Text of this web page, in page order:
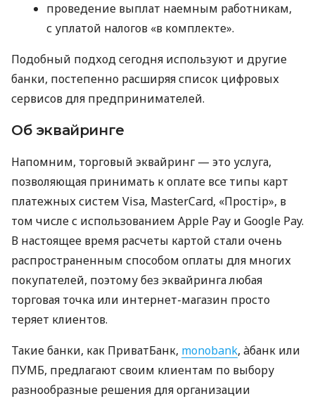
проведение выплат наемным работникам,
с уплатой налогов «в комплекте».
Подобный подход сегодня используют и другие
банки, постепенно расширяя список цифровых
сервисов для предпринимателей.
Об эквайринге
Напомним, торговый эквайринг — это услуга,
позволяющая принимать к оплате все типы карт
платежных систем Visa, MasterCard, «Простір», в
том числе с использованием Apple Pay и Google Pay.
В настоящее время расчеты картой стали очень
распространенным способом оплаты для многих
покупателей, поэтому без эквайринга любая
торговая точка или интернет-магазин просто
теряет клиентов.
Такие банки, как ПриватБанк, monobank, àбанк или
ПУМБ, предлагают своим клиентам по выбору
разнообразные решения для организации